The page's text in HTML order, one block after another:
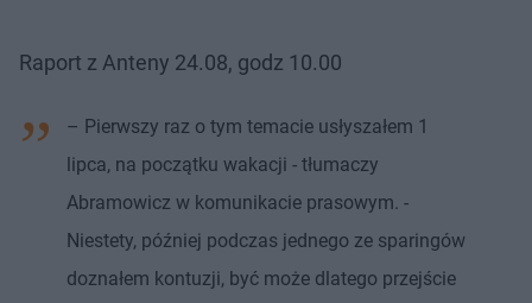
Raport z Anteny 24.08, godz 10.00
– Pierwszy raz o tym temacie usłyszałem 1
lipca, na początku wakacji - tłumaczy
Abramowicz w komunikacie prasowym. -
Niestety, później podczas jednego ze sparingów
doznałem kontuzji, być może dlatego przejście